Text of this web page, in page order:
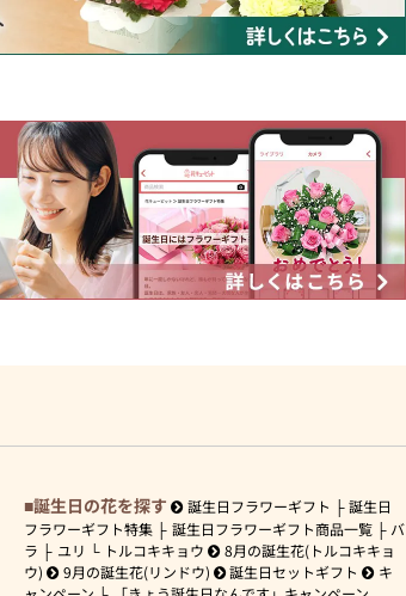
誕生日の花を探す 誕生日フラワーギフト
誕生日
フラワーギフト特集
誕生日フラワーギフト商品一覧
バ
ラ
ユリ トルコキキョウ
8月の誕生花(トルコキキョ
ウ)
9月の誕生花(リンドウ) 誕生日セットギフト
キ